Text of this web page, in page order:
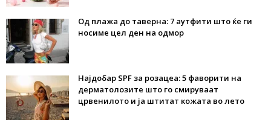
Од плажа до таверна: 7 аутфити што ќе ги
носиме цел ден на одмор
Најдобар SPF за розацеа: 5 фаворити на
дерматолозите што го смируваат
црвенилото и ја штитат кожата во лето